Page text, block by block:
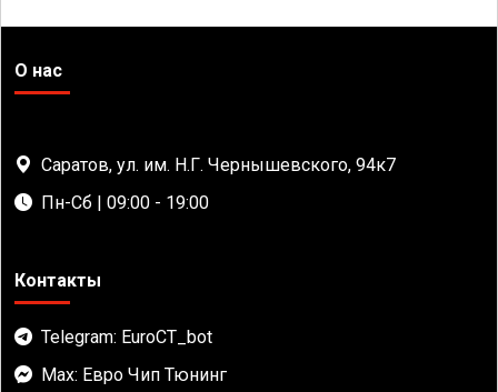
О нас
Саратов, ул. им. Н.Г. Чернышевского, 94к7
Пн-Сб | 09:00 - 19:00
Контакты
Telegram: EuroCT_bot
Max: Евро Чип Тюнинг